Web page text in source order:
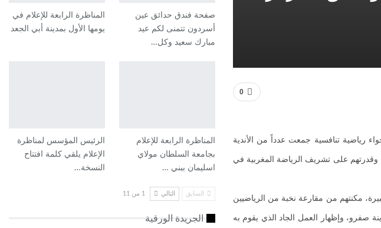
0
رياضية تنافسية جمعت عدداً من الأندية
وقدرتهم على تشريف الرياضة المغربية في
مكنتهم من مقارعة نخبة من الرياضيين
صفرو، وإظهار العمل الجاد الذي يقوم به
صفحة فندق حدائق عين
أسردون تتمنى لكم عيد
مبارك سعيد وكل…
المناظرة الرابعة للإعلام في
يومها الأول بمدينة أبي الجعد
المناظرة الرابعة للإعلام
بجامعة السلطان مولاي
اسليمان ببني …
الرئيس المؤسس لمناظرة
الإعلام يلقي كلمة افتتاح
النسخة…
السابق التالي 1 من 11
الجريدة الورقية